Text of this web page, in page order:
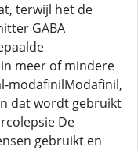
terwijl het de
GABA
meer of mindere
modafinilModafinil,
dat wordt gebruikt
De
gebruikt en